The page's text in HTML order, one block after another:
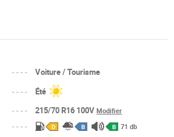
----
Voiture / Tourisme
----
Été
---- 215/70 R16 100VModifier
---- D B B 71 db